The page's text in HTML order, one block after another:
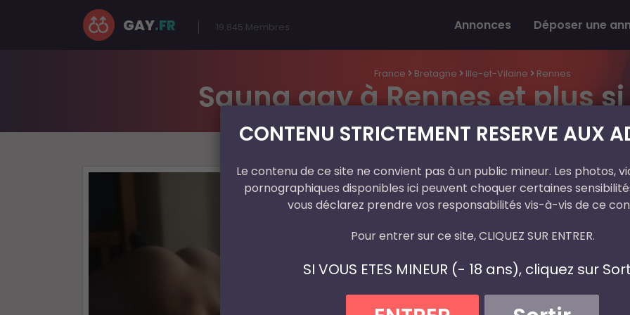
CONTENU STRICTEMENT RESERVE AUX
Le contenu de ce site ne convient pas à un public mineur. Les photos,
pornographiques disponibles ici peuvent choquer certaines
vous déclarez prendre vos responsabilités vis-à-vis de ce
Pour entrer sur ce site, CLIQUEZ SUR ENTRER.
SI VOUS ETES MINEUR (- 18 ans), cliquez sur
GAY.FR 19.845 Membres Annonces Déposer une
France Bretagne Ille-et-Vilaine Rennes
Sauna gay à Rennes et plus
Dam's En Ligne
Age
23 ans
Département
Ille-et-Vilaine
Rennes
Téléphone
n/a